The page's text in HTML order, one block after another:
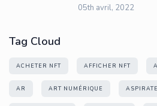
05th avril, 2022
Tag Cloud
ACHETER NFT AFFICHER NFT
AR ART NUMÉRIQUE